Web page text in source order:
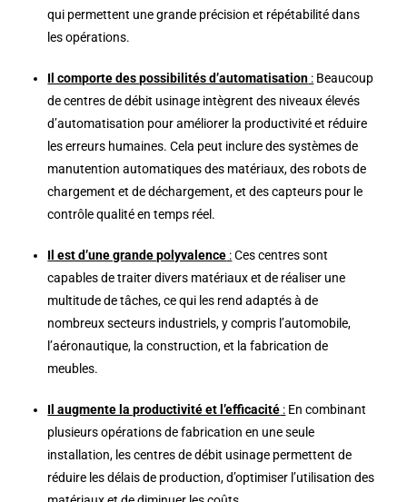
qui permettent une grande précision et répétabilité dans
les opérations.
Il comporte des possibilités d’automatisation : Beaucoup
de centres de débit usinage intègrent des niveaux élevés
d’automatisation pour améliorer la productivité et réduire
les erreurs humaines. Cela peut inclure des systèmes de
manutention automatiques des matériaux, des robots de
chargement et de déchargement, et des capteurs pour le
contrôle qualité en temps réel.
Il est d’une grande polyvalence :Ces centres sont
capables de traiter divers matériaux et de réaliser une
multitude de tâches, ce qui les rend adaptés à de
nombreux secteurs industriels, y compris l’automobile,
l’aéronautique, la construction, et la fabrication de
meubles.
Il augmente la productivité et l’efficacité : En combinant
plusieurs opérations de fabrication en une seule
installation, les centres de débit usinage permettent de
réduire les délais de production, d’optimiser l’utilisation des